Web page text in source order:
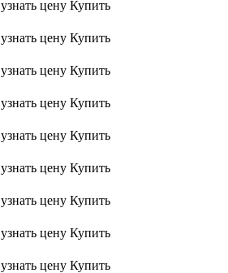
узнать цену Купить
узнать цену Купить
узнать цену Купить
узнать цену Купить
узнать цену Купить
узнать цену Купить
узнать цену Купить
узнать цену Купить
узнать цену Купить